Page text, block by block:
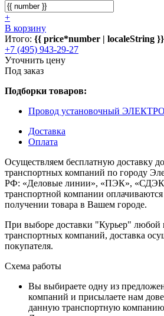
+
В корзину
Итого: {{ price*number | localeString }}
+7 (495) 943-29-27
Уточнить цену
Под заказ
Подборки товаров:
Провод установочный
Доставка
Оплата
Осуществляем бесплатную доставку
транспортных компаний по городу
РФ: «Деловые линии», «ПЭК»,
транспортной компании
получении товара в Вашем городе.
При выборе доставки "Курьер" любой
транспортных компаний, доставка
покупателя.
Схема работы
Вы выбираете одну из
компаний и присылаете нам
данную транспортную